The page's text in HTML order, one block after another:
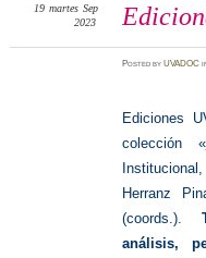
19 martes Sep
2023
PostedbyUVADOC
Ediciones
colección «
Herranz
(coords.).
análisis,